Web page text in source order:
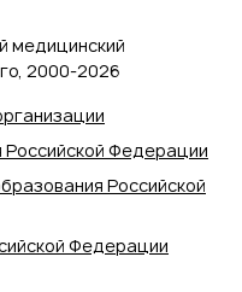
Федерации
Российской
Федерации
медицинский
2000‑2026